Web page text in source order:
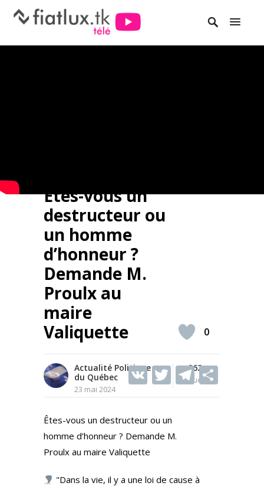
Êtes-vous un
destructeur ou
un homme
d’honneur ?
Demande M.
Proulx au
maire
Valiquette
Actualité Politique
du Québec
23 mai 2024
262
Vues
V T
itt
er
T
0
Êtes-vous un destructeur ou un
homme d’honneur ? Demande M.
Proulx au maire Valiquette
"Dans la vie, il y a une loi de cause à